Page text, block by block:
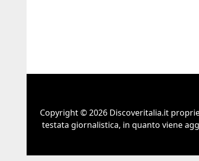
Copyright © 2026 Discoveritalia.it
testata giornalistica, in quanto viene